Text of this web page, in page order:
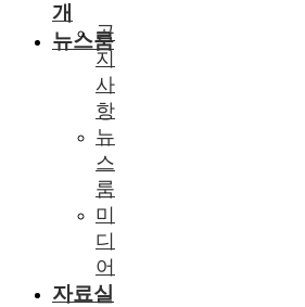
개
뉴스룸
공
지
사
항
뉴
스
룸
미
디
어
자료실